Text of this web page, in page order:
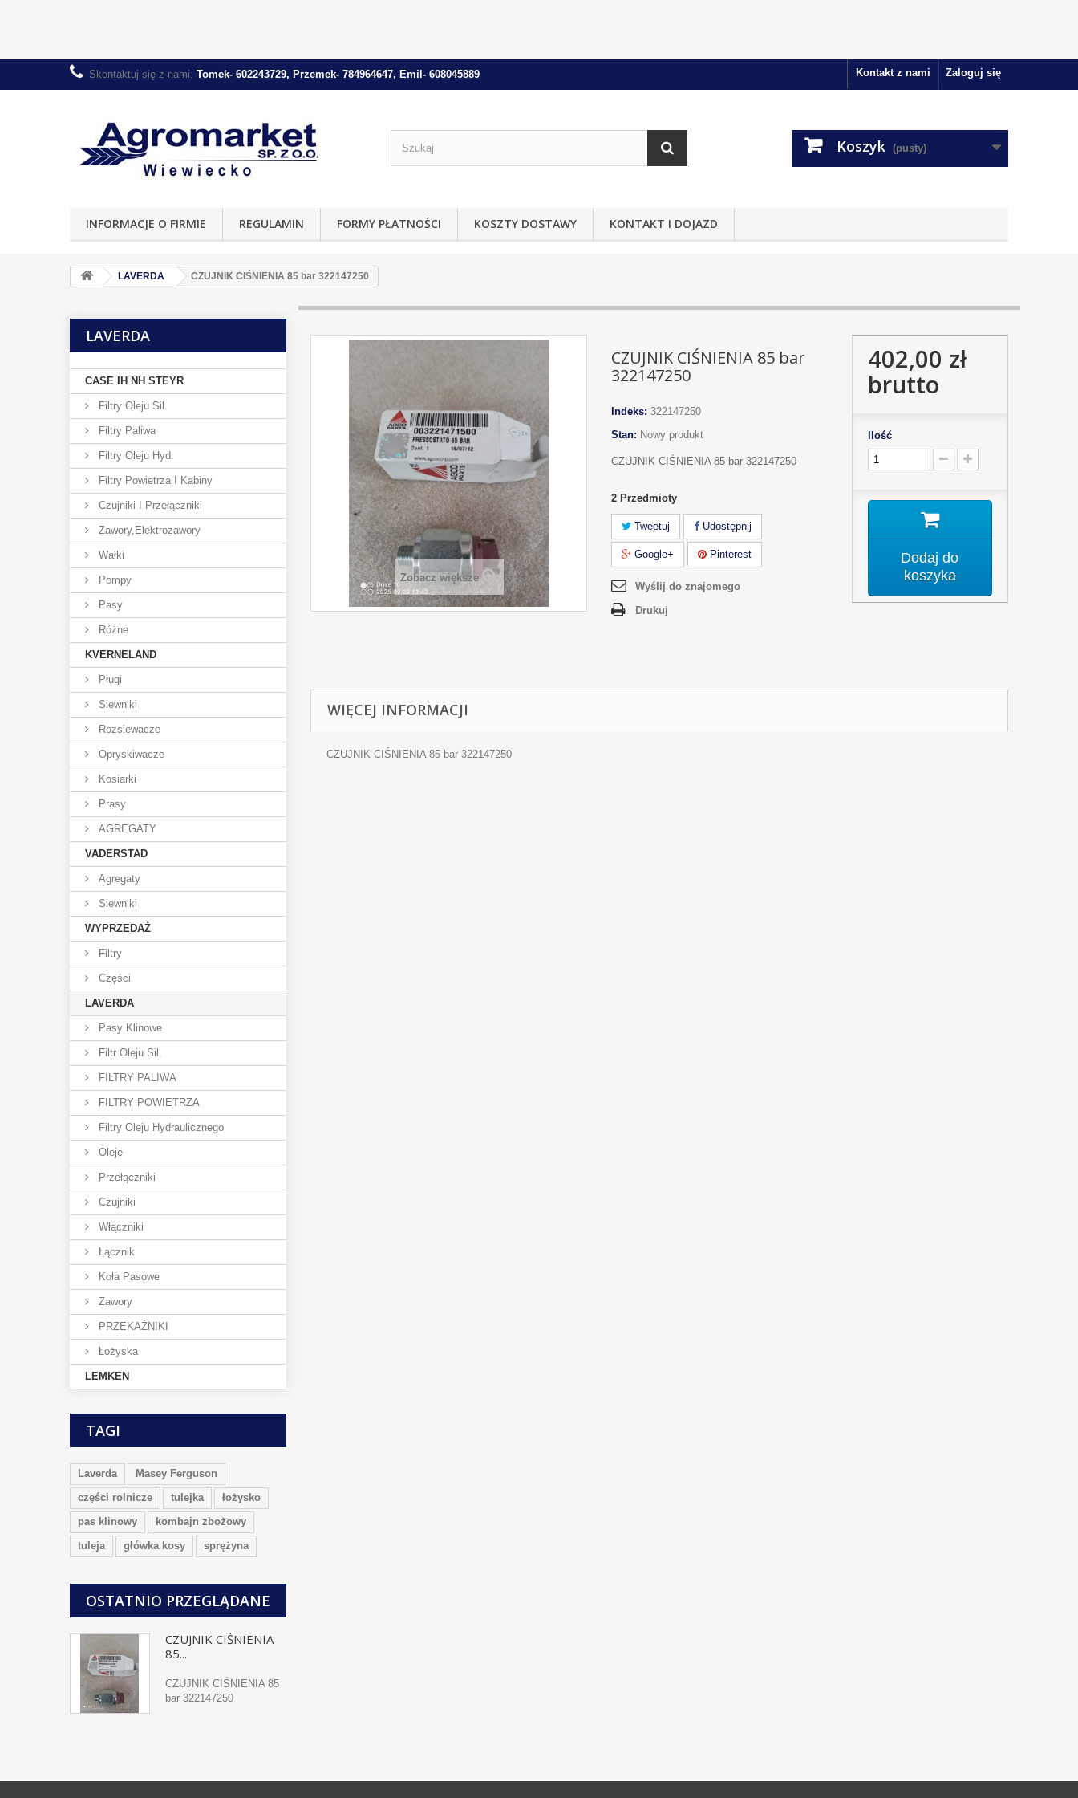
Zaloguj się
Kontakt z nami
Skontaktuj się z nami: Tomek- 602243729, Przemek- 784964647, Emil- 608045889
Koszyk (pusty)
INFORMACJE O FIRMIE REGULAMIN FORMY PŁATNOŚCI KOSZTY DOSTAWY KONTAKT I DOJAZD
LAVERDA CZUJNIK CIŚNIENIA 85 bar 322147250
LAVERDA
CASE IH NH STEYR
Filtry Oleju Sil.
Filtry Paliwa
Filtry Oleju Hyd.
Filtry Powietrza I Kabiny
Czujniki I Przełączniki
Zawory,elektrozawory
Wałki
Pompy
Pasy
Różne
KVERNELAND
Pługi
Siewniki
Rozsiewacze
Opryskiwacze
Kosiarki
Prasy
AGREGATY
VADERSTAD
Agregaty
Siewniki
WYPRZEDAŻ
Filtry
Części
LAVERDA
Pasy Klinowe
Filtr Oleju Sil.
FILTRY PALIWA
FILTRY POWIETRZA
Filtry Oleju Hydraulicznego
Oleje
Przełączniki
Czujniki
Włączniki
Łącznik
Koła Pasowe
Zawory
PRZEKAŻNIKI
Łożyska
LEMKEN
TAGI
Laverda
Masey Ferguson
części rolnicze
tulejka
łożysko
pas klinowy
kombajn zbożowy
tuleja
główka kosy sprężyna
OSTATNIO PRZEGLĄDANE
CZUJNIK CIŚNIENIA
85...
CZUJNIK CIŚNIENIA 85
bar 322147250
Zobacz większe
CZUJNIK CIŚNIENIA 85 bar
322147250
Indeks: 322147250
Stan: Nowy produkt
CZUJNIK CIŚNIENIA 85 bar 322147250
2 Przedmioty
Tweetuj Udostępnij
Google+ Pinterest
Wyślij do znajomego
Drukuj
402,00 zł
brutto
Ilość
Dodaj do
koszyka
WIĘCEJ INFORMACJI
CZUJNIK CIŚNIENIA 85 bar 322147250